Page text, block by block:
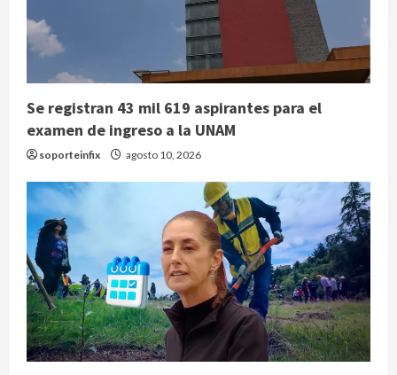
Se registran 43 mil 619 aspirantes para el
examen de ingreso a la UNAM
soporteinfix agosto 10, 2026